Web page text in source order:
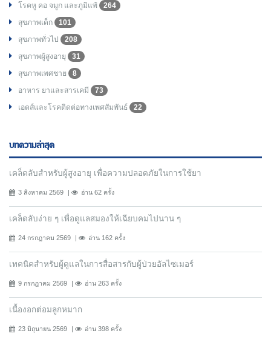
โรคหู คอ จมูก และภูมิแพ้
264
สุขภาพเด็ก
101
สุขภาพทั่วไป
208
สุขภาพผู้สูงอายุ
31
สุขภาพเพศชาย
8
อาหาร ยาและสารเคมี
73
เอดส์และโรคติดต่อทางเพศสัมพันธ์
22
บทความล่าสุด
เคล็ดลับสำหรับผู้สูงอายุ เพื่อความปลอดภัยในการใช้ยา
3 สิงหาคม 2569 อ่าน 62 ครั้ง
เคล็ดลับง่าย ๆ เพื่อดูแลสมองให้เฉียบคมไปนาน ๆ
24 กรกฎาคม 2569 อ่าน 162 ครั้ง
เทคนิคสำหรับผู้ดูแลในการสื่อสารกับผู้ป่วยอัลไซเมอร์
9 กรกฎาคม 2569 อ่าน 263 ครั้ง
เนื้องอกต่อมลูกหมาก
23 มิถุนายน 2569 อ่าน 398 ครั้ง